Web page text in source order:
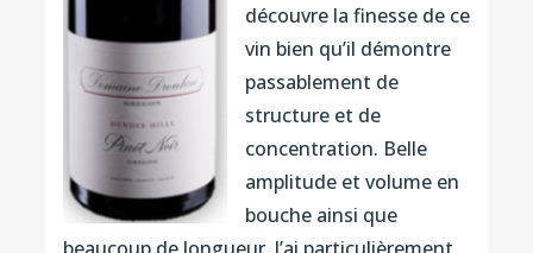
découvre la finesse de ce
vin bien qu’il démontre
passablement de
structure et de
concentration. Belle
amplitude et volume en
bouche ainsi que